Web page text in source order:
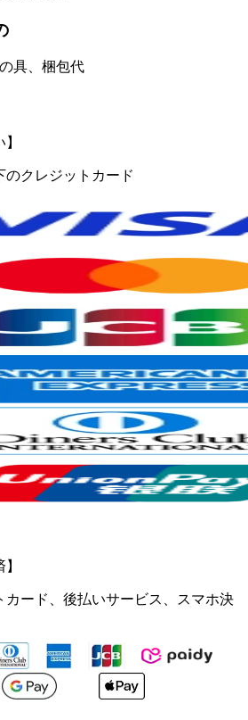
具、梱包代
のクレジットカード
カード、後払いサービス、スマホ決